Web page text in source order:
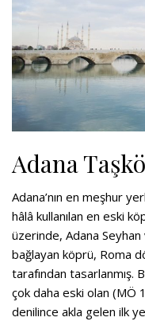
Adana
Adana’nın en meşhur
hâlâ kullanılan en eski
üzerinde, Adana
bağlayan köprü, Roma
tarafından tasarlanmış.
çok daha eski olan (MÖ
denilince akla gelen ilk